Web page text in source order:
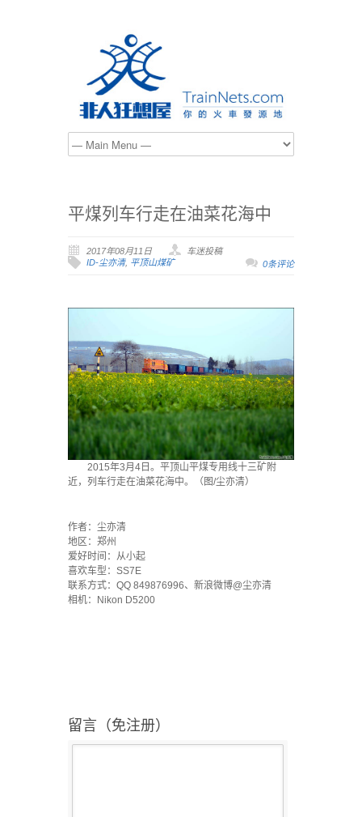
平煤列车行走在油菜花海中
2017年08月11日
车迷投稿
ID-尘亦清, 平顶山煤矿 0条评论
2015年3月4日。平顶山平煤专用线十三矿附
近，列车行走在油菜花海中。（图/尘亦清）
作者：尘亦清
地区：郑州
爱好时间：从小起
喜欢车型：SS7E
联系方式：QQ 849876996、新浪微博@尘亦清
相机：Nikon D5200
留言（免注册）